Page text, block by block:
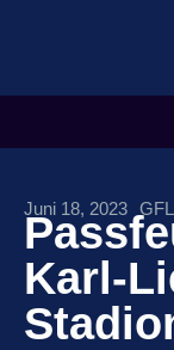
Juni 18, 2023 GFL
Karl-